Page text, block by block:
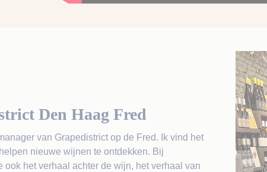
Den Haag Fred
van Grapedistrict op de Fred. Ik vind het
nieuwe wijnen te ontdekken. Bij
ook het verhaal achter de wijn, het verhaal van